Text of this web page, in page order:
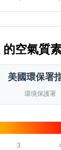
的空氣質
美國環保署
環境保護署
3